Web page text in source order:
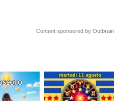
Content sponsored by Outbrain